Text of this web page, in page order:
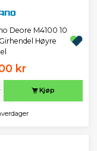
Deore M4100 10
Høyre
kr
Kjøp